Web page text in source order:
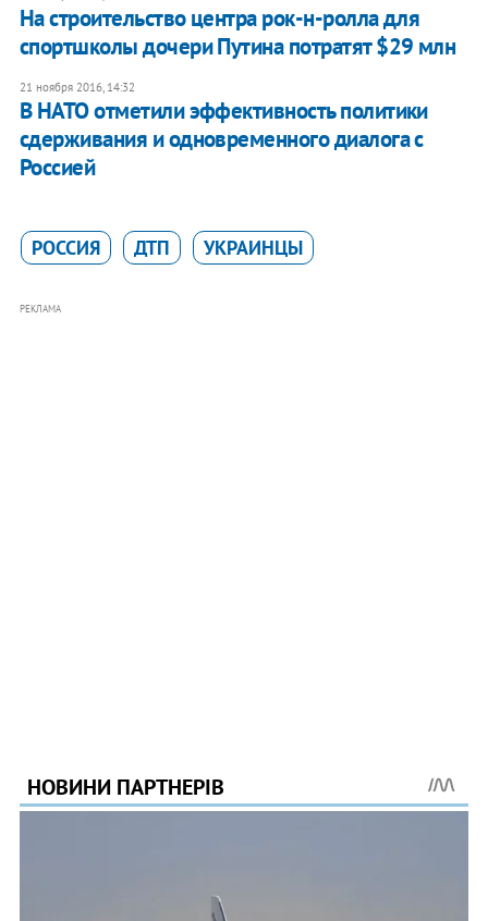
На строительство центра рок-н-ролла для
спортшколы дочери Путина потратят $29 млн
21 ноября 2016, 14:32
В НАТО отметили эффективность политики
сдерживания и одновременного диалога с
Россией
РОССИЯ ДТП УКРАИНЦЫ
РЕКЛАМА